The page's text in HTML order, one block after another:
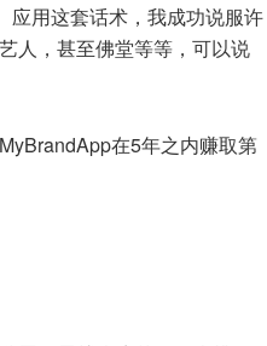
应用这套话术，我成功说服许
人，甚至佛堂等等，可以说
在5年之内赚取第